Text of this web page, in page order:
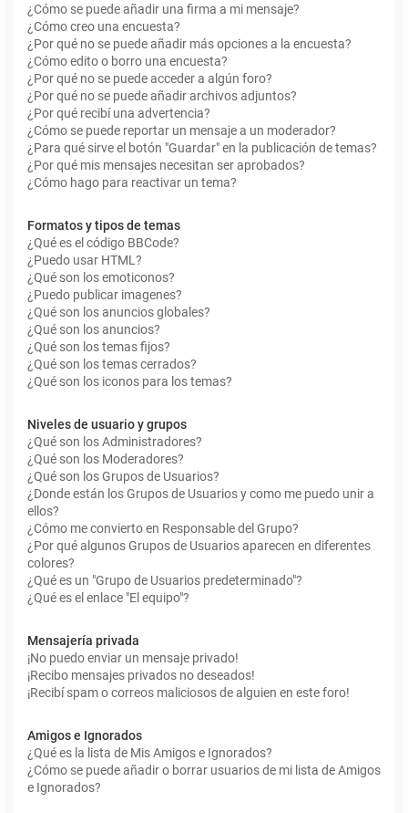
¿Cómo se puede añadir una firma a mi mensaje?
¿Cómo creo una encuesta?
¿Por qué no se puede añadir más opciones a la encuesta?
¿Cómo edito o borro una encuesta?
¿Por qué no se puede acceder a algún foro?
¿Por qué no se puede añadir archivos adjuntos?
¿Por qué recibí una advertencia?
¿Cómo se puede reportar un mensaje a un moderador?
¿Para qué sirve el botón "Guardar" en la publicación de temas?
¿Por qué mis mensajes necesitan ser aprobados?
¿Cómo hago para reactivar un tema?
Formatos y tipos de temas
¿Qué es el código BBCode?
¿Puedo usar HTML?
¿Qué son los emoticonos?
¿Puedo publicar imagenes?
¿Qué son los anuncios globales?
¿Qué son los anuncios?
¿Qué son los temas fijos?
¿Qué son los temas cerrados?
¿Qué son los iconos para los temas?
Niveles de usuario y grupos
¿Qué son los Administradores?
¿Qué son los Moderadores?
¿Qué son los Grupos de Usuarios?
¿Donde están los Grupos de Usuarios y como me puedo unir a
ellos?
¿Cómo me convierto en Responsable del Grupo?
¿Por qué algunos Grupos de Usuarios aparecen en diferentes
colores?
¿Qué es un "Grupo de Usuarios predeterminado"?
¿Qué es el enlace "El equipo"?
Mensajería privada
¡No puedo enviar un mensaje privado!
¡Recibo mensajes privados no deseados!
¡Recibí spam o correos maliciosos de alguien en este foro!
Amigos e Ignorados
¿Qué es la lista de Mis Amigos e Ignorados?
¿Cómo se puede añadir o borrar usuarios de mi lista de Amigos
e Ignorados?